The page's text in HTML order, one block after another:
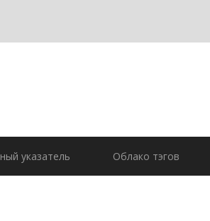
указатель Облако тэгов